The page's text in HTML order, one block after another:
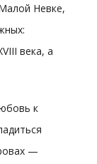
Невке,
века, а
к
—